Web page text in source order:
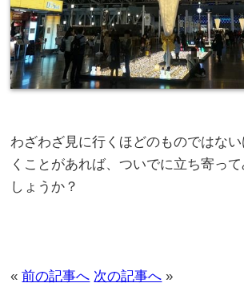
わざわざ見に行くほどのものではな
くことがあれば、ついでに立ち寄っ
しょうか？
«前の記事へ 次の記事へ »